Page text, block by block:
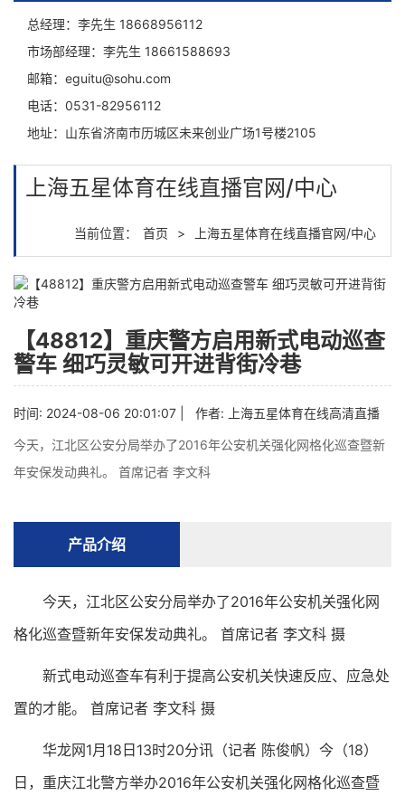
总经理：李先生 18668956112
市场部经理：李先生 18661588693
邮箱： eguitu@sohu.com
电话： 0531-82956112
地址： 山东省济南市历城区未来创业广场1号楼2105
上海五星体育在线直播官网/中心
当前位置： 首页 > 上海五星体育在线直播官网/中心
【48812】重庆警方启用新式电动巡查
警车 细巧灵敏可开进背街冷巷
时间: 2024-08-06 20:01:07 | 作者: 上海五星体育在线高清直播
今天，江北区公安分局举办了2016年公安机关强化网格化巡查暨新
年安保发动典礼。 首席记者 李文科
产品介绍
今天，江北区公安分局举办了2016年公安机关强化网
格化巡查暨新年安保发动典礼。 首席记者 李文科 摄
新式电动巡查车有利于提高公安机关快速反应、应急处
置的才能。 首席记者 李文科 摄
华龙网1月18日13时20分讯（记者 陈俊帆）今（18）
日，重庆江北警方举办2016年公安机关强化网格化巡查暨